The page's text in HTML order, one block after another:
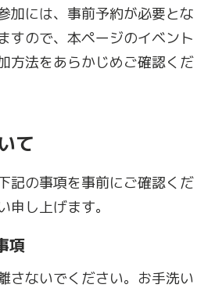
加には、事前予約が必要とな
すので、本ページのイベント
方法をあらかじめご確認くだ
て
記の事項を事前にご確認くだ
申し上げます。
項
さないでください。お手洗い